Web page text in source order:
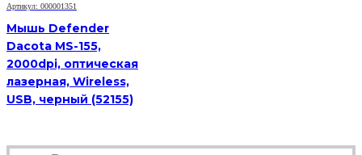
Артикул: 000001351
Мышь Defender
Dacota MS-155,
2000dpi, оптическая
лазерная, Wireless,
USB, черный (52155)